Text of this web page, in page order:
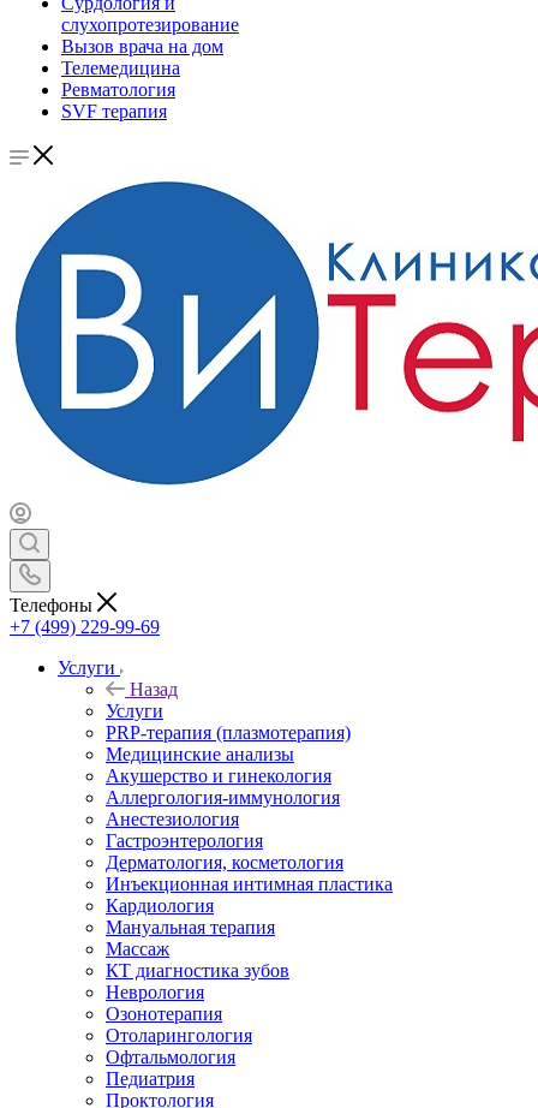
слухопротезирование
Вызов врача на дом
Телемедицина
Ревматология
SVF терапия
Телефоны
+7 (499) 229-99-69
Услуги
Назад
Услуги
PRP-терапия (плазмотерапия)
Медицинские анализы
Акушерство и гинекология
Аллергология-иммунология
Анестезиология
Гастроэнтерология
Дерматология, косметология
Инъекционная интимная пластика
Кардиология
Мануальная терапия
Массаж
КТ диагностика зубов
Неврология
Озонотерапия
Отоларингология
Офтальмология
Педиатрия
Проктология